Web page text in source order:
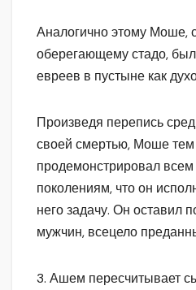
Аналогично этому Моше,
оберегающему стадо,
евреев в пустыне как
Произведя перепись
своей смертью, Моше
продемонстрировал
поколениям, что он
него задачу. Он оставил
мужчин, всецело
3. Ашем пересчитывает